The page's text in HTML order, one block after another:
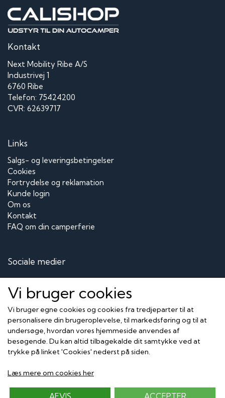
Kontakt
Next Mobility Ribe A/S
Industrivej 1
6760 Ribe
Telefon: 75424200
CVR: 62639717
Links
Salgs- og leveringsbetingelser
Cookies
Fortrydelse og reklamation
Kunde login
Om os
Kontakt
FAQ om din camperferie
Sociale medier
Modtag vores nyhedsbrev via e-mail
Tilmeld
Her kan du betale med
Vi bruger cookies
Vi bruger egne cookies og cookies fra tredjeparter til at
personalisere din brugeroplevelse, til markedsføring og til at
undersøge, hvordan vores hjemmeside anvendes af
besøgende. Du kan altid tilbagekalde dit samtykke ved at
trykke på linket 'Cookies' nederst på siden.
Læs mere om cookies her